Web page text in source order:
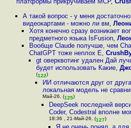
А такой вопрос - у меня
видеокартами - можно ли вм,
Хотя конечно сразу возникает
предметного языка IsFusion,
Вообще Claude получше, чем
ChatGPT тоже неплох Е,
gt оверквотинг удален Дай
будет использовать Какие,
(122)
ИИ отличаются друг от
локальная модель не
Май-26, (125)
DeepSeek последней
Coder, Codestral вполне
18:36 , 21-Май-26, (127)